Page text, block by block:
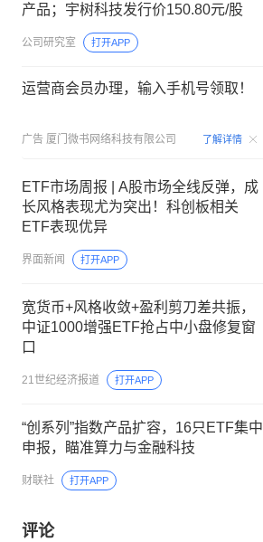
产品；宇树科技发行价150.80元/股
公司研究室 打开APP
运营商会员办理，输入手机号领取！
广告 厦门微书网络科技有限公司 了解详情
ETF市场周报 | A股市场全线反弹，成
长风格表现尤为突出！科创板相关
ETF表现优异
界面新闻 打开APP
宽货币+风格收敛+盈利剪刀差共振，
中证1000增强ETF抢占中小盘修复窗
口
21世纪经济报道 打开APP
“创系列”指数产品扩容，16只ETF集中
申报，瞄准算力与金融科技
财联社 打开APP
评论